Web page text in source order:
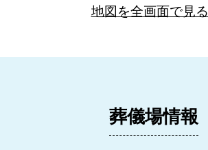
地図を全画面で見る
葬儀場情報